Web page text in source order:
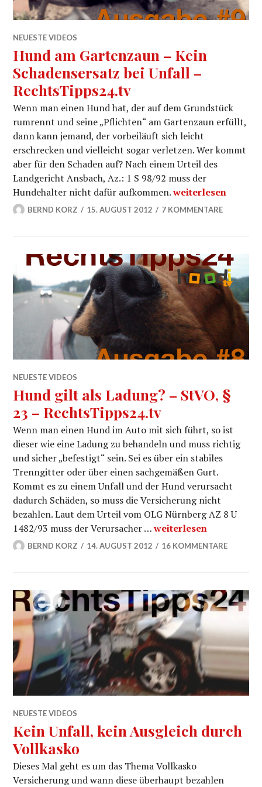
NEUESTE VIDEOS
Hund am Gartenzaun – Kein
Schadensersatz bei Unfall –
RechtsTipps24.tv
Wenn man einen Hund hat, der auf dem Grundstück
rumrennt und seine „Pflichten“ am Gartenzaun erfüllt,
dann kann jemand, der vorbeiläuft sich leicht
erschrecken und vielleicht sogar verletzen. Wer kommt
aber für den Schaden auf? Nach einem Urteil des
Landgericht Ansbach, Az.: 1 S 98/92 muss der
Hundehalter nicht dafür aufkommen.Hund am
weiterlesen
BERND KORZ 15. AUGUST 2012 7 KOMMENTARE
NEUESTE VIDEOS
Hund gilt als Ladung? – StVO, §
23 – RechtsTipps24.tv
Wenn man einen Hund im Auto mit sich führt, so ist
dieser wie eine Ladung zu behandeln und muss richtig
und sicher „befestigt“ sein. Sei es über ein stabiles
Trenngitter oder über einen sachgemäßen Gurt.
Kommt es zu einem Unfall und der Hund verursacht
dadurch Schäden, so muss die Versicherung nicht
bezahlen. Laut dem Urteil vom OLG Nürnberg AZ 8 U
1482/93 muss der Verursacher …Hund gilt als Ladung?
weiterlesen
BERND KORZ 14. AUGUST 2012 16 KOMMENTARE
NEUESTE VIDEOS
Kein Unfall, kein Ausgleich durch
Vollkasko
Dieses Mal geht es um das Thema Vollkasko
Versicherung und wann diese überhaupt bezahlen